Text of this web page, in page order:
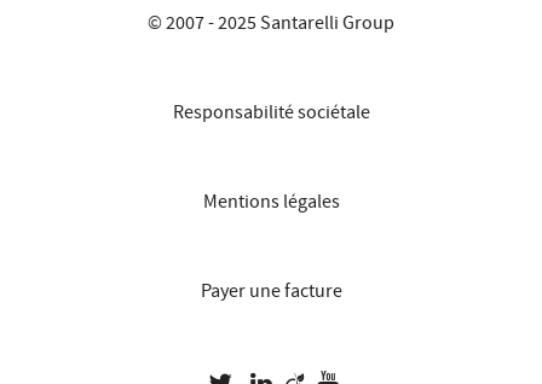
© 2007 - 2025 Santarelli Group
Responsabilité sociétale
Mentions légales
Payer une facture